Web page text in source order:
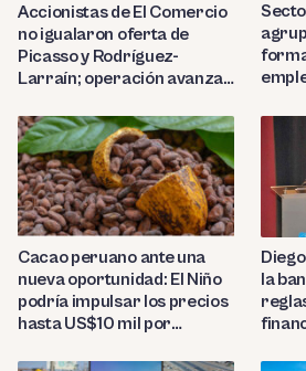
Accionistas de El Comercio
no igualaron oferta de
Picasso y Rodríguez-
Larraín; operación avanza
Cacao peruano ante una
nueva oportunidad: El Niño
podría impulsar los precios
hasta US$10 mil por
la